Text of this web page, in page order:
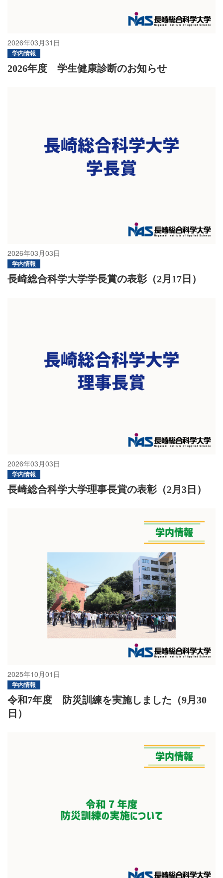
2026年03月31日
学内情報
2026年度 学生健康診断のお知らせ
2026年03月03日
学内情報
長崎総合科学大学学長賞の表彰（2月17日）
2026年03月03日
学内情報
長崎総合科学大学理事長賞の表彰（2月3日）
2025年10月01日
学内情報
令和7年度 防災訓練を実施しました（9月30
日）